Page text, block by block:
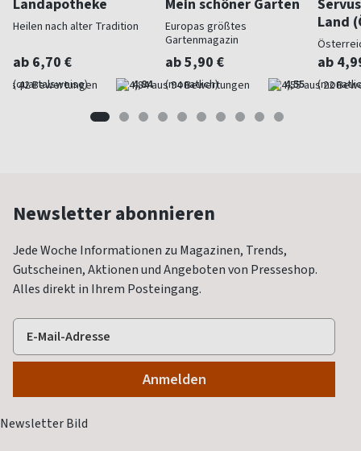
Landapotheke
Heilen nach alter Tradition
ab 6,70 €
(quartalsweise) 4,84
Mein schöner Garten
Europas größtes
Gartenmagazin
ab 5,90 €
(monatlich) 4,55
Land
ab
Newsletter abonnieren
Jede Woche Informationen zu Magazinen, Trends,
Gutscheinen, Aktionen und Angeboten von Presseshop.
Alles direkt in Ihrem Posteingang.